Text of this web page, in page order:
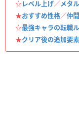
☆レベル上げ／メタ
★おすすめ性格／仲
☆最強キャラの転職
★クリア後の追加要